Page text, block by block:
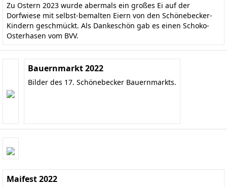
Zu Ostern 2023 wurde abermals ein großes Ei auf der
Dorfwiese mit selbst-bemalten Eiern von den Schönebecker-
Kindern geschmückt. Als Dankeschön gab es einen Schoko-
Osterhasen vom BVV.
Bauernmarkt 2022
Bilder des 17. Schönebecker Bauernmarkts.
Maifest 2022